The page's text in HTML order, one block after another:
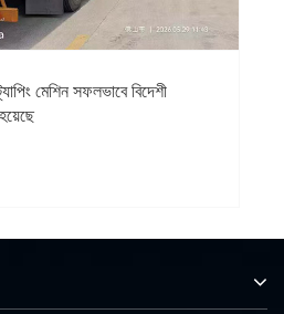
মেশিন সফলভাবে বিদেশী